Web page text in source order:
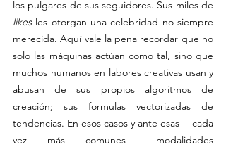
likes les otorgan una celebridad no siempre
merecida. Aquí vale la pena recordar que no
solo las máquinas actúan como tal, sino que
muchos humanos en labores creativas usan y
abusan de sus propios algoritmos de
creación; sus formulas vectorizadas de
tendencias. En esos casos y ante esas —cada
vez más comunes— modalidades